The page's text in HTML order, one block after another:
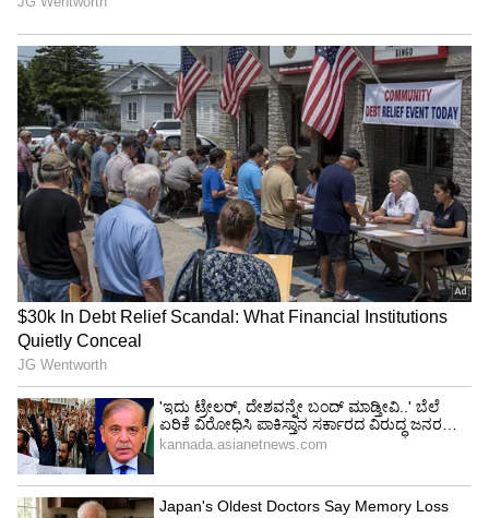
ಕುಟುಂಬದ ಜವಾಬ್ದಾರಿಗಳನ್ನು ಚೆನ್ನಾಗಿ ನಿಭಾಯಿಸುವಿರಿ.
ಯುವಕರು ಸ್ಪರ್ಧೆಗೆ ಸಿದ್ಧರಾಗಲು ಪ್ರಯತ್ನಿಸಿದರೆ,
ಖಂಡಿತವಾಗಿಯೂ ಯಶಸ್ವಿಯಾಗುತ್ತಾರೆ. ಸಹೋದ್ಯೋಗಿ
ಅಥವಾ ಸಂಬಂಧಿಕರೊಂದಿಗೆ ಯಾವುದೋ ವಿಷಯಕ್ಕೆ
ಜಗಳವಾಡುವುದು ಮನಸ್ಥಿತಿಯನ್ನು ಹಾಳು ಮಾಡುತ್ತದೆ.
ಅಂತಹ ಪರಿಸ್ಥಿತಿ ಉದ್ಭವಿಸಲು ಬಿಡಬೇಡಿ.
ವೃಶ್ಚಿಕ(Scorpio):ಗ್ರಹಗಳ ಸ್ಥಿತಿಯು
ಅನುಕೂಲಕರವಾಗಿರುತ್ತದೆ. ಪ್ರಮುಖ ವಹಿವಾಟುಗಳು
ನಡೆಯಲಿವೆ. ಅತಿಥಿಗಳನ್ನು ಸತ್ಕರಿಸುವ ಮೂಲಕ ನೀವು
ಸಂತೋಷವನ್ನು ಪಡೆಯುತ್ತೀರಿ. ಕುಟುಂಬದೊಂದಿಗೆ ಶಾಪಿಂಗ್
ಮತ್ತು ಮನರಂಜನೆಯಲ್ಲೂ ಸಮಯ ಕಳೆಯಲಾಗುತ್ತದೆ.
ನಿಕೆಲವು ಜನರು ನಿಮ್ಮ ತಪ್ಪು ಲಾಭ ಪಡೆಯಬಹುದು. ಬಹಳ
ಪ್ರಯತ್ನದ ನಂತರವೂ ಯಶಸ್ಸು ಸಿಗದೆ ಮನಸ್ಸು
ನಿರಾಶೆಗೊಳ್ಳುತ್ತದೆ. ನೆರೆಹೊರೆಯವರೊಂದಿಗೆ ವಿವಾದ